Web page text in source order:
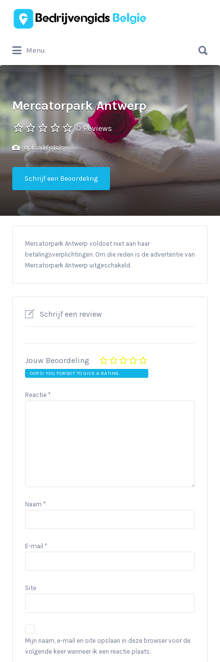
Zoek
naar:
Menu
naar:
Mercatorpark Antwerp
0 Reviews
Upload Foto's
Schrijf een Beoordeling
Mercatorpark Antwerp voldoet niet aan haar
betalingsverplichtingen. Om die reden is de advertentie van
Mercatorpark Antwerp uitgeschakeld.
Schrijf een review
Jouw Beoordeling
OOPS! YOU FORGOT TO GIVE A RATING.
Reactie *
Naam *
E-mail *
Site
Mijn naam, e-mail en site opslaan in deze browser voor de
volgende keer wanneer ik een reactie plaats.